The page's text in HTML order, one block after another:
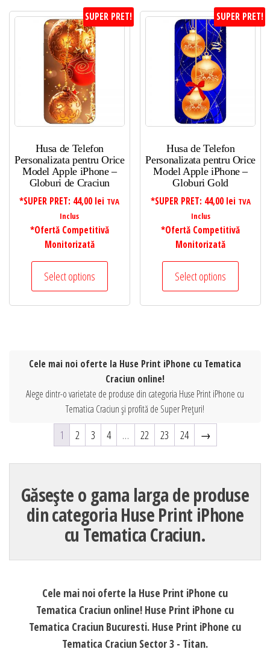
SUPER PRET!
Husa de Telefon
Personalizata pentru Orice
Model Apple iPhone –
Globuri de Craciun
*SUPER PRET: 44,00 lei TVA
Inclus
*Ofertă Competitivă
Monitorizată
Select options
SUPER PRET!
Husa de Telefon
Personalizata pentru Orice
Model Apple iPhone –
Globuri Gold
*SUPER PRET: 44,00 lei TVA
Inclus
*Ofertă Competitivă
Monitorizată
Select options
Cele mai noi oferte la Huse Print iPhone cu Tematica
Craciun online!
Alege dintr-o varietate de produse din categoria Huse Print iPhone cu
Tematica Craciun și profită de Super Prețuri!
1 2 3 4 … 22 23 24 →
Găsește o gama larga de produse
din categoria Huse Print iPhone
cu Tematica Craciun.
Cele mai noi oferte la Huse Print iPhone cu
Tematica Craciun online! Huse Print iPhone cu
Tematica Craciun Bucuresti. Huse Print iPhone cu
Tematica Craciun Sector 3 - Titan.